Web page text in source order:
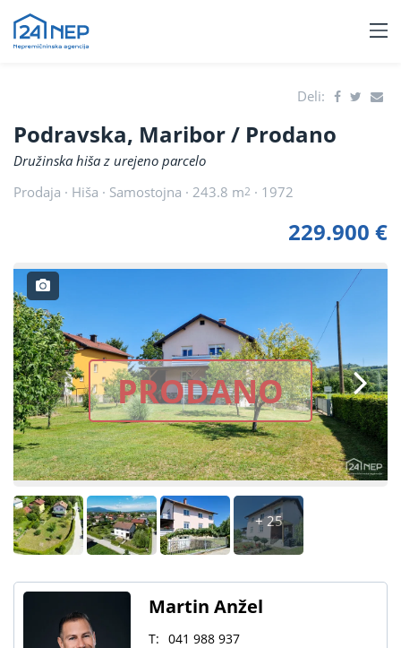
Deli:
Podravska, Maribor/ Prodano
Družinska hiša z urejeno parcelo
Prodaja · Hiša · Samostojna · 243.8 m2 · 1972
229.900 €
PRODANO
+ 25
Martin Anžel
T: 041 988 937